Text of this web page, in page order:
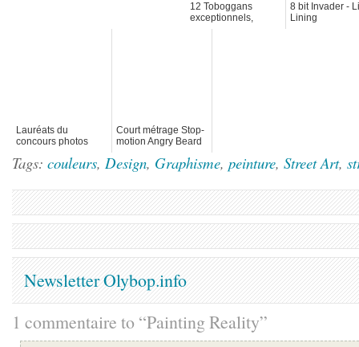
12 Toboggans
exceptionnels,
insolites et Design
8 bit Invader -
Lining
Lauréats du
concours photos
Court métrage Stop-
motion Angry Beard
Tags: couleurs, Design, Graphisme, peinture, Street Art,
Newsletter Olybop.info
1 commentaire to “Painting Reality”